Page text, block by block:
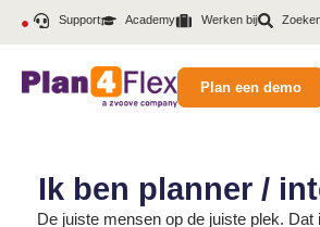
Support Academy Werken bij
Plan een demo
Ik ben planner /
De juiste mensen op de juiste plek. Dat